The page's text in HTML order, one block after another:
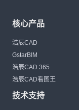
核心产品
浩辰CAD
GstarBIM
浩辰CAD 365
浩辰CAD看图王
技术支持